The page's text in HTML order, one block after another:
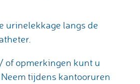
urinelekkage langs de
of opmerkingen kunt u
tijdens kantooruren